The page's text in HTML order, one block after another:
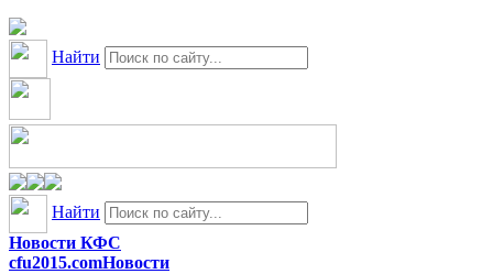
Найти
Найти
Новости КФС
cfu2015.comНовости